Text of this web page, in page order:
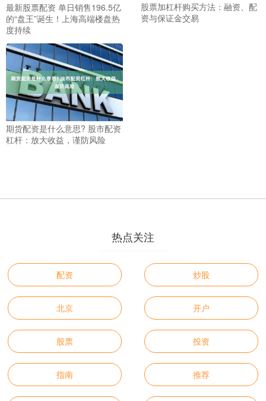
最新股票配资 单日销售196.5亿
的“盘王”诞生！上海高端楼盘热
度持续
股票加杠杆购买方法：融资、配
资与保证金交易
期货配资是什么意思? 股市配资
杠杆：放大收益，谨防风险
热点关注
配资 炒股
北京 开户
股票 投资
指南 推荐